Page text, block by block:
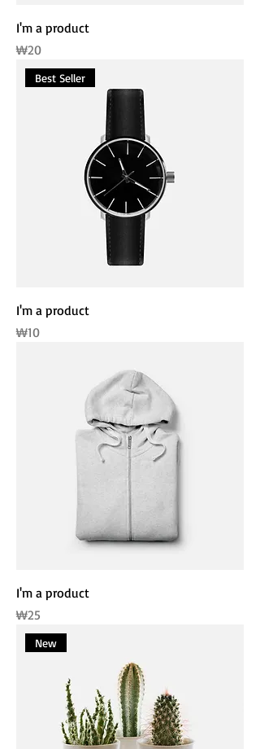
I'm a product
가격
₩20
Best Seller
I'm a product
가격
₩10
I'm a product
가격
₩25
New